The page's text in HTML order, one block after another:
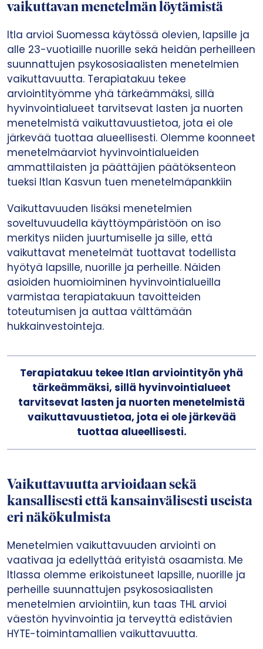
vaikuttavan menetelmän löytämistä
Itla arvioi Suomessa käytössä olevien, lapsille ja
alle 23-vuotiaille nuorille sekä heidän perheilleen
suunnattujen psykososiaalisten menetelmien
vaikuttavuutta. Terapiatakuu tekee
arviointityömme yhä tärkeämmäksi, sillä
hyvinvointialueet tarvitsevat lasten ja nuorten
menetelmistä vaikuttavuustietoa, jota ei ole
järkevää tuottaa alueellisesti. Olemme koonneet
menetelmäarviot hyvinvointialueiden
ammattilaisten ja päättäjien päätöksenteon
tueksi Itlan Kasvun tuen menetelmäpankkiin
Vaikuttavuuden lisäksi menetelmien
soveltuvuudella käyttöympäristöön on iso
merkitys niiden juurtumiselle ja sille, että
vaikuttavat menetelmät tuottavat todellista
hyötyä lapsille, nuorille ja perheille. Näiden
asioiden huomioiminen hyvinvointialueilla
varmistaa terapiatakuun tavoitteiden
toteutumisen ja auttaa välttämään
hukkainvestointeja.
Terapiatakuu tekee Itlan arviointityön yhä
tärkeämmäksi, sillä hyvinvointialueet
tarvitsevat lasten ja nuorten menetelmistä
vaikuttavuustietoa, jota ei ole järkevää
tuottaa alueellisesti.
Vaikuttavuutta arvioidaan sekä
kansallisesti että kansainvälisesti useista
eri näkökulmista
Menetelmien vaikuttavuuden arviointi on
vaativaa ja edellyttää erityistä osaamista. Me
Itlassa olemme erikoistuneet lapsille, nuorille ja
perheille suunnattujen psykososiaalisten
menetelmien arviointiin, kun taas THL arvioi
väestön hyvinvointia ja terveyttä edistävien
HYTE-toimintamallien vaikuttavuutta.